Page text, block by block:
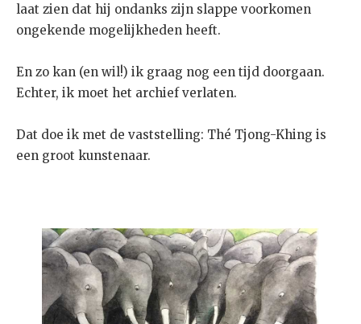
laat zien dat hij ondanks zijn slappe voorkomen
ongekende mogelijkheden heeft.
En zo kan (en wil!) ik graag nog een tijd doorgaan.
Echter, ik moet het archief verlaten.
Dat doe ik met de vaststelling: Thé Tjong-Khing is
een groot kunstenaar.